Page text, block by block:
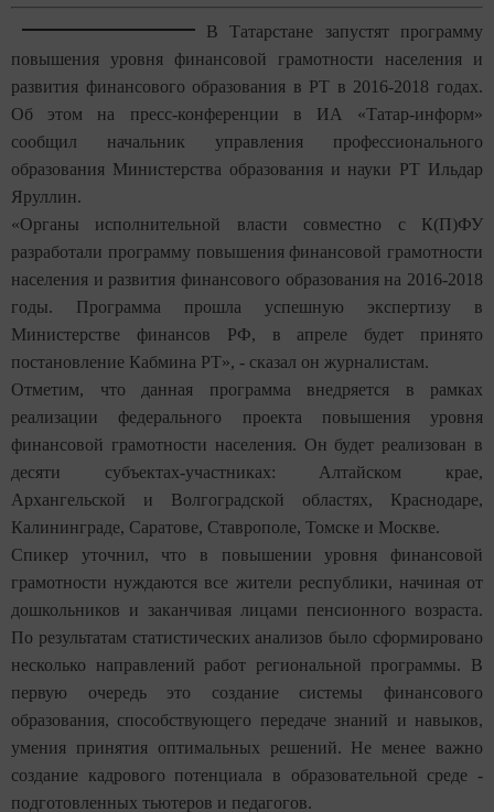
В Татарстане запустят программу
повышения уровня финансовой грамотности населения и
развития финансового образования в РТ в 2016-2018 годах.
Об этом на пресс-конференции в ИА «Татар-информ»
сообщил начальник управления профессионального
образования Министерства образования и науки РТ Ильдар
Яруллин.
«Органы исполнительной власти совместно с К(П)ФУ
разработали программу повышения финансовой грамотности
населения и развития финансового образования на 2016-2018
годы. Программа прошла успешную экспертизу в
Министерстве финансов РФ, в апреле будет принято
постановление Кабмина РТ», - сказал он журналистам.
Отметим, что данная программа внедряется в рамках
реализации федерального проекта повышения уровня
финансовой грамотности населения. Он будет реализован в
десяти субъектах-участниках: Алтайском крае,
Архангельской и Волгоградской областях, Краснодаре,
Калининграде, Саратове, Ставрополе, Томске и Москве.
Спикер уточнил, что в повышении уровня финансовой
грамотности нуждаются все жители республики, начиная от
дошкольников и заканчивая лицами пенсионного возраста.
По результатам статистических анализов было сформировано
несколько направлений работ региональной программы. В
первую очередь это создание системы финансового
образования, способствующего передаче знаний и навыков,
умения принятия оптимальных решений. Не менее важно
создание кадрового потенциала в образовательной среде -
подготовленных тьютеров и педагогов.